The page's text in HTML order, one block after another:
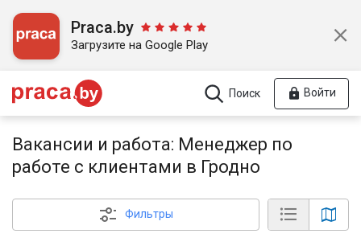
Praca.by
Загрузите на Google Play
Поиск Войти
Вакансии и работа: Менеджер по
работе с клиентами в Гродно
Фильтры